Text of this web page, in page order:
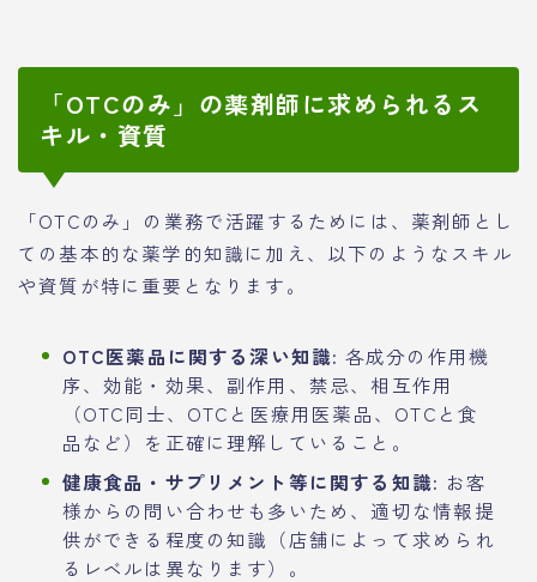
「OTCのみ」の薬剤師に求められるス
キル・資質
「OTCのみ」の業務で活躍するためには、薬剤師とし
ての基本的な薬学的知識に加え、以下のようなスキル
や資質が特に重要となります。
OTC医薬品に関する深い知識: 各成分の作用機
序、効能・効果、副作用、禁忌、相互作用
（OTC同士、OTCと医療用医薬品、OTCと食
品など）を正確に理解していること。
健康食品・サプリメント等に関する知識: お客
様からの問い合わせも多いため、適切な情報提
供ができる程度の知識（店舗によって求められ
るレベルは異なります）。